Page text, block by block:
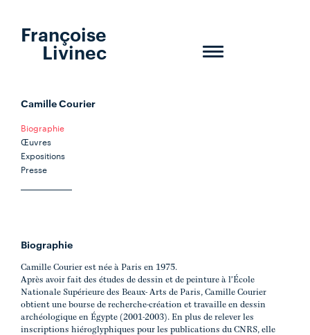
Toggle
Françoise
Livinec
Camille Courier
Biographie
Œuvres
Expositions
Presse
Biographie
Camille Courier est née à Paris en 1975.
Après avoir fait des études de dessin et de peinture à l'École
Nationale Supérieure des Beaux- Arts de Paris, Camille Courier
obtient une bourse de recherche-création et travaille en dessin
archéologique en Égypte (2001-2003). En plus de relever les
inscriptions hiéroglyphiques pour les publications du CNRS, elle